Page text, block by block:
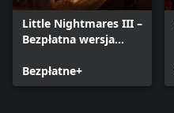
Little Nightmares III –
Bezpłatna wersja
znajomości
Bezpłatne+